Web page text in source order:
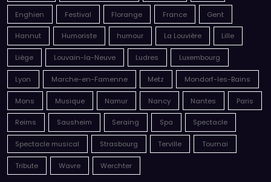
Lyon Marche-en-Famenne Metz Mondorf-les-Bains
Mons Musique Namur Nancy Nantes
Reims Sausheim Seraing Spectacle
Spectacle musical Strasbourg Terville Tournai
Tribute Wavre Werchter
MENTIONS LEGALES REPORTAGE
Live & Shoot Mag réalisé parSonia Chapelle Creative Studio